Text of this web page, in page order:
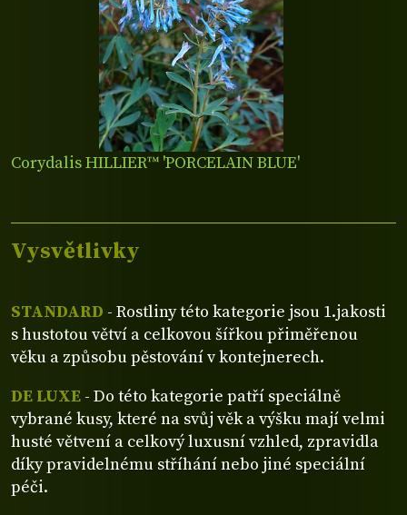
Corydalis HILLIER™ 'PORCELAIN BLUE'
Vysvětlivky
STANDARD - Rostliny této kategorie jsou 1.jakosti
s hustotou větví a celkovou šířkou přiměřenou
věku a způsobu pěstování v kontejnerech.
DE LUXE - Do této kategorie patří speciálně
vybrané kusy, které na svůj věk a výšku mají velmi
husté větvení a celkový luxusní vzhled, zpravidla
díky pravidelnému stříhání nebo jiné speciální
péči.